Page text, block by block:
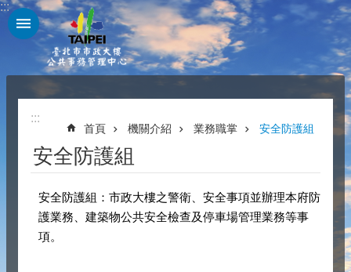
跳到主要內容區塊
:::
:::
首頁 機關介紹 業務職掌 安全防護組
安全防護組
安全防護組：市政大樓之警衛、安全事項並辦理本府防
護業務、建築物公共安全檢查及停車場管理業務等事
項。